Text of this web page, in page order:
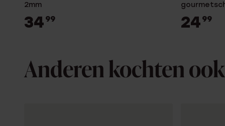
2mm
34 99 24 99
Anderen kochten ook